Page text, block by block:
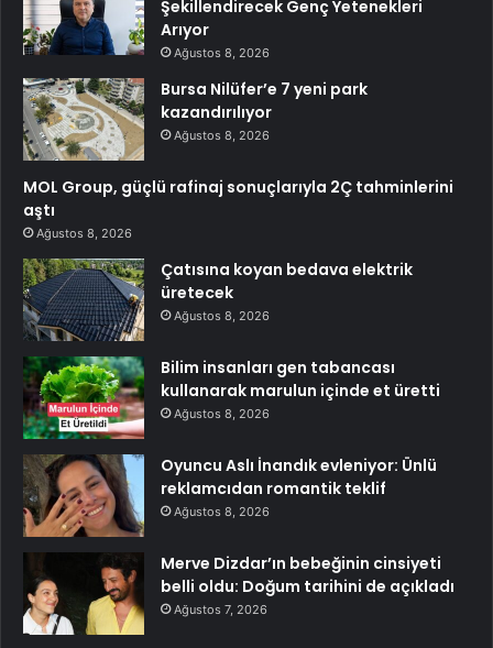
Şekillendirecek Genç Yetenekleri
Arıyor
Ağustos 8, 2026
Bursa Nilüfer’e 7 yeni park
kazandırılıyor
Ağustos 8, 2026
MOL Group, güçlü rafinaj sonuçlarıyla 2Ç tahminlerini
aştı
Ağustos 8, 2026
Çatısına koyan bedava elektrik
üretecek
Ağustos 8, 2026
Bilim insanları gen tabancası
kullanarak marulun içinde et üretti
Ağustos 8, 2026
Oyuncu Aslı İnandık evleniyor: Ünlü
reklamcıdan romantik teklif
Ağustos 8, 2026
Merve Dizdar’ın bebeğinin cinsiyeti
belli oldu: Doğum tarihini de açıkladı
Ağustos 7, 2026